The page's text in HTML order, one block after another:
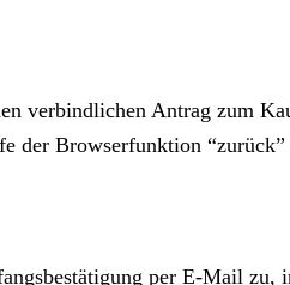
verbindlichen Antrag zum
Browserfunktion
per E-Mail